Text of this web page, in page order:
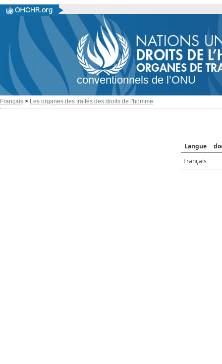
conventionnels de l’ONU
Français > Les organes des traités des droits de l'homme
Langue
Français